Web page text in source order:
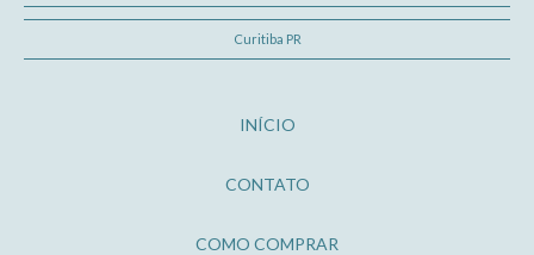
Curitiba PR
INÍCIO
CONTATO
COMO COMPRAR